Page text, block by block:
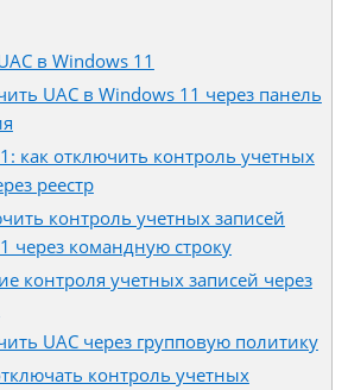
в Windows 11
UAC в Windows 11 через панель
как отключить контроль учетных
реестр
контроль учетных записей
через командную строку
контроля учетных записей через
UAC через групповую политику
контроль учетных